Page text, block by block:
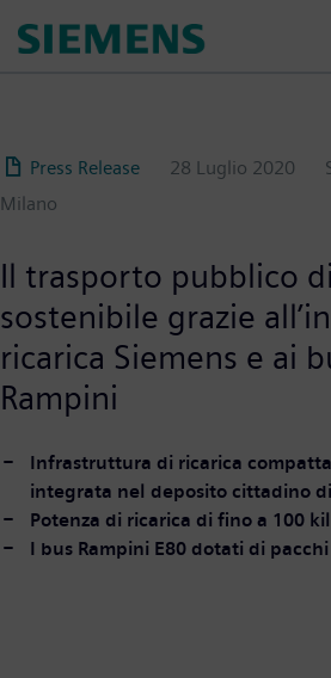
Press Release 28 Luglio 2020
Milano
Il trasporto pubblico
sostenibile grazie
ricarica Siemens e ai
Rampini
Infrastruttura di ricarica compatta
integrata nel deposito cittadino
Potenza di ricarica di fino a 100
I bus Rampini E80 dotati di